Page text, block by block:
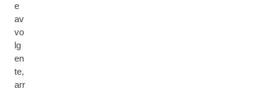
e
av
vo
lg
en
te,
arr